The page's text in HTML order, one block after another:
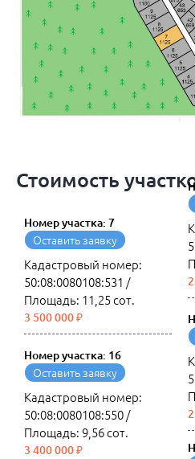
Стоимость
Номер участка: 7
Оставить заявку
Кадастровый номер:
50:08:0080108:531 /
Площадь: 11,25 сот.
3 500 000 ₽
Номер участка: 16
Оставить заявку
Кадастровый номер:
50:08:0080108:550 /
Площадь: 9,56 сот.
3 400 000 ₽